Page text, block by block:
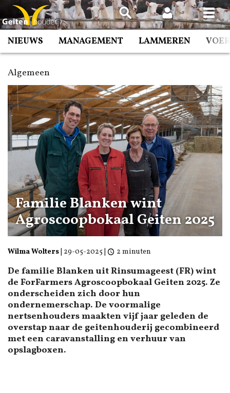
Spring
naar
inhoud
NIEUWS MANAGEMENT LAMMEREN
Algemeen
Familie Blanken wint
Agroscoopbokaal Geiten 2025
Wilma Wolters 29-05-2025 2 minuten
De familie Blanken uit Rinsumageest (FR) wint
de ForFarmers Agroscoopbokaal Geiten 2025. Ze
onderscheiden zich door hun
ondernemerschap. De voormalige
nertsenhouders maakten vijf jaar geleden de
overstap naar de geitenhouderij gecombineerd
met een caravanstalling en verhuur van
opslagboxen.